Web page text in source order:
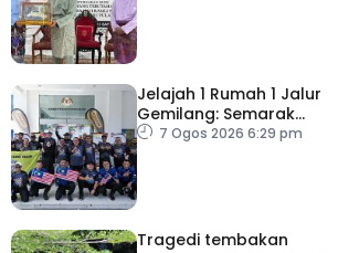
Jelajah 1 Rumah 1 Jalur
Gemilang: Semarak
semangat patriotisme
7 Ogos 2026 6:29 pm
Tragedi tembakan